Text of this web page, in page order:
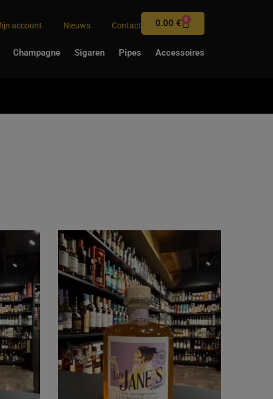
account Nieuws Contact 0.00€ 0
Champagne Sigaren Pipes Accessoires